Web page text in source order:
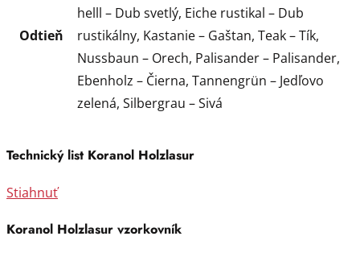
Odtieň
helll – Dub svetlý, Eiche rustikal – Dub
rustikálny, Kastanie – Gaštan, Teak – Tík,
Nussbaun – Orech, Palisander – Palisander,
Ebenholz – Čierna, Tannengrün – Jedľovo
zelená, Silbergrau – Sivá
Technický list Koranol Holzlasur
Stiahnuť
Koranol Holzlasur vzorkovník